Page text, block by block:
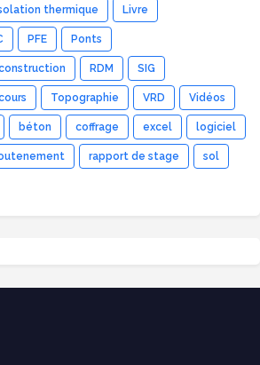
thermique Livre
PFE Ponts
RDM SIG
Topographie VRD Vidéos
béton coffrage excel logiciel
rapport de stage sol